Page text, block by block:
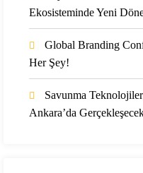
Ekosisteminde Yeni
Global Branding
Her Şey!
Savunma
Ankara’da